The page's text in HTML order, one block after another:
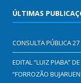
ÚLTIMAS
CONSULTA PÚBLICA
EDITAL “LUIZ PIABA”
“FORROZÃO